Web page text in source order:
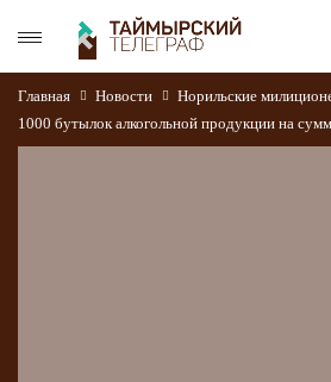
Главная Новости
Норильские
1000 бутылок алкогольной продукции на